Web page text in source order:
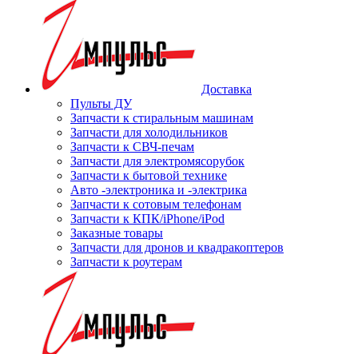
Доставка
Пульты ДУ
Запчасти к стиральным машинам
Запчасти для холодильников
Запчасти к СВЧ-печам
Запчасти для электромясорубок
Запчасти к бытовой технике
Авто -электроника и -электрика
Запчасти к сотовым телефонам
Запчасти к КПК/iPhone/iPod
Заказные товары
Запчасти для дронов и квадракоптеров
Запчасти к роутерам